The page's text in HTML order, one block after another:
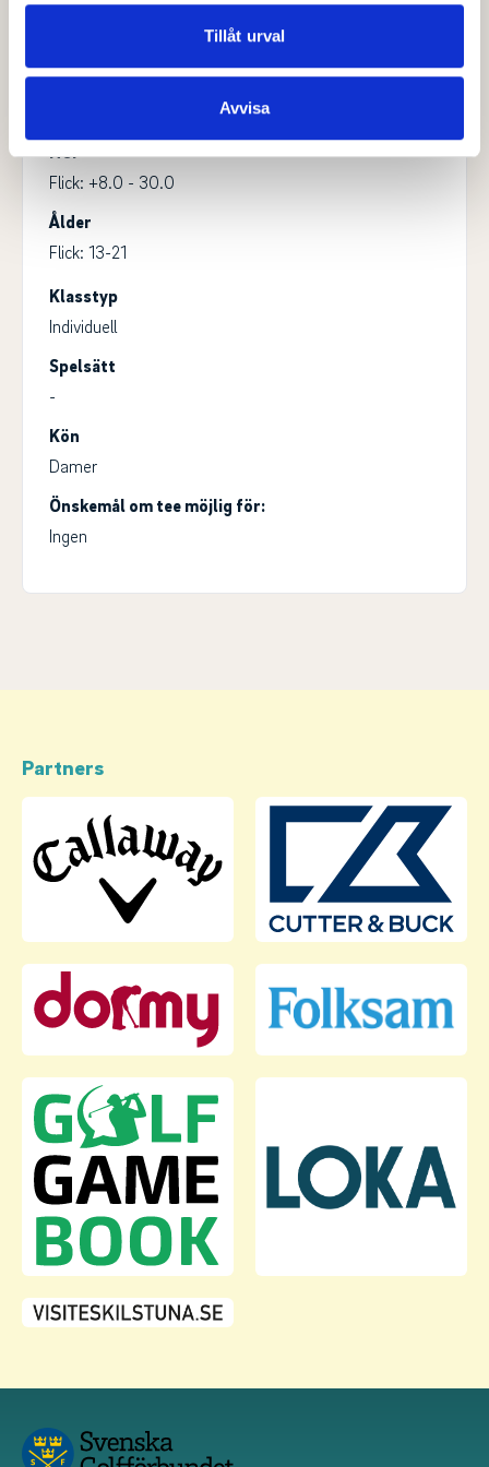
annons- och analysföretag som vi samarbetar med.
Dessa kan i sin tur kombinera informationen med annan
information som du har tillhandahållit eller som de har
Tillåt urval
Avvisa
Klass
HCP
Flick: +8.0 - 30.0
Ålder
Flick: 13-21
Klasstyp
Individuell
Spelsätt
-
Kön
Damer
Önskemål om tee möjlig för:
Ingen
Partners